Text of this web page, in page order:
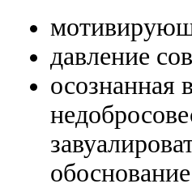
давление
осознанная